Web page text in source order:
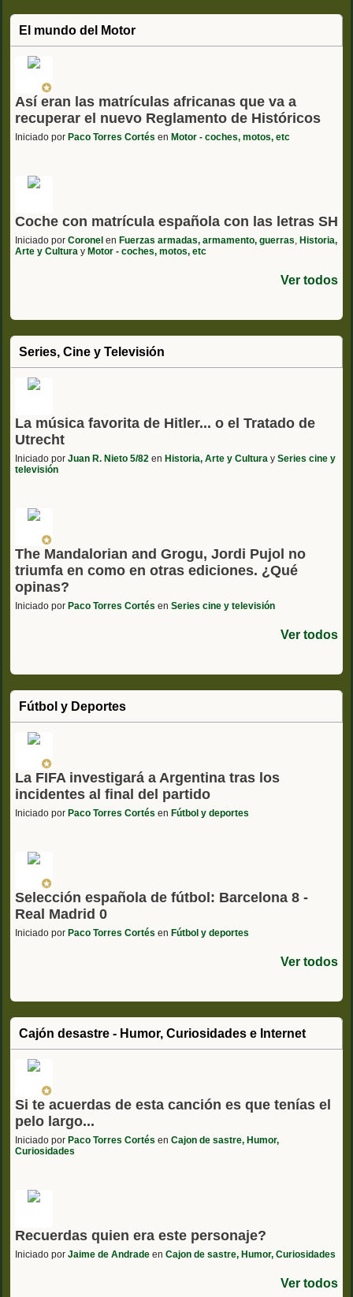
El mundo del Motor
Así eran las matrículas africanas que va a
recuperar el nuevo Reglamento de Históricos
Iniciado por Paco Torres Cortés en Motor - coches, motos, etc
Coche con matrícula española con las letras SH
Iniciado por Coronel en Fuerzas armadas, armamento, guerras, Historia,
Arte y Cultura y Motor - coches, motos, etc
Ver todos
Series, Cine y Televisión
La música favorita de Hitler... o el Tratado de
Utrecht
Iniciado por Juan R. Nieto 5/82 en Historia, Arte y Cultura y Series cine y
televisión
The Mandalorian and Grogu, Jordi Pujol no
triumfa en como en otras ediciones. ¿Qué
opinas?
Iniciado por Paco Torres Cortés en Series cine y televisión
Ver todos
Fútbol y Deportes
La FIFA investigará a Argentina tras los
incidentes al final del partido
Iniciado por Paco Torres Cortés en Fútbol y deportes
Selección española de fútbol: Barcelona 8 -
Real Madrid 0
Iniciado por Paco Torres Cortés en Fútbol y deportes
Ver todos
Cajón desastre - Humor, Curiosidades e Internet
Si te acuerdas de esta canción es que tenías el
pelo largo...
Iniciado por Paco Torres Cortés en Cajon de sastre, Humor,
Curiosidades
Recuerdas quien era este personaje?
Iniciado por Jaime de Andrade en Cajon de sastre, Humor, Curiosidades
Ver todos